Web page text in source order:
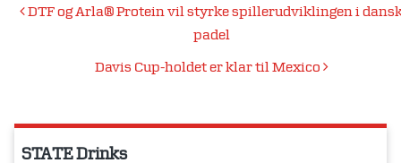
Indlægsnavigation
DTF og Arla® Protein vil styrke spillerudviklingen i
padel
Davis Cup-holdet er klar til Mexico
STATE Drinks